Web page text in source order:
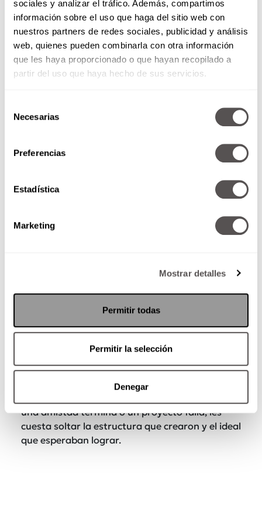
sociales y analizar el tráfico. Además, compartimos
información sobre el uso que haga del sitio web con
nuestros partners de redes sociales, publicidad y análisis
web, quienes pueden combinarla con otra información
que les haya proporcionado o que hayan recopilado a
partir del uso que haya hecho de sus servicios.
Necesarias
Preferencias
Estadística
Marketing
Mostrar detalles
Permitir todas
Permitir la selección
Denegar
Para Leo, dejar ir puede ser un asunto de
orgullo . Un error, un rechazo o una situación en
la que las cosas no salieron como quería, queda
grabado en su mente.
Lo que más le cuesta
Una herida a su
se asegura de que su dignidad quede intacta.
¿Qué hacer cuando el pasado
nomás no te suelta?
Solo que en su caso, no es el recuerdo emocional
lo que los ata, sino la idea o el principio que
representaba el pasado.Lo que más le cuesta
una amistad termina o un proyecto falla, les
cuesta soltar la estructura que crearon y el ideal
que esperaban lograr.